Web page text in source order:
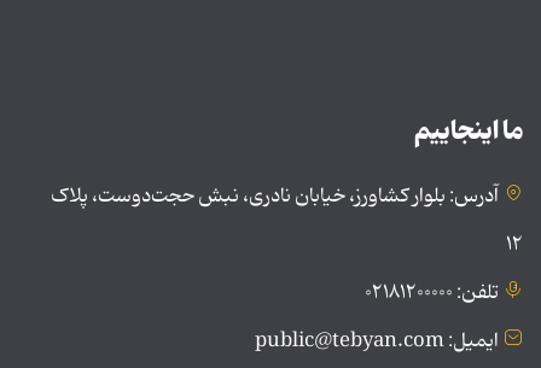
ما اینجاییم
آدرس: بلوار کشاورز، خیابان نادری، نبش حجت‌دوست، پلاک
۱۲
تلفن: ۰۲۱۸۱۲۰۰۰۰۰
ایمیل: public@tebyan.com